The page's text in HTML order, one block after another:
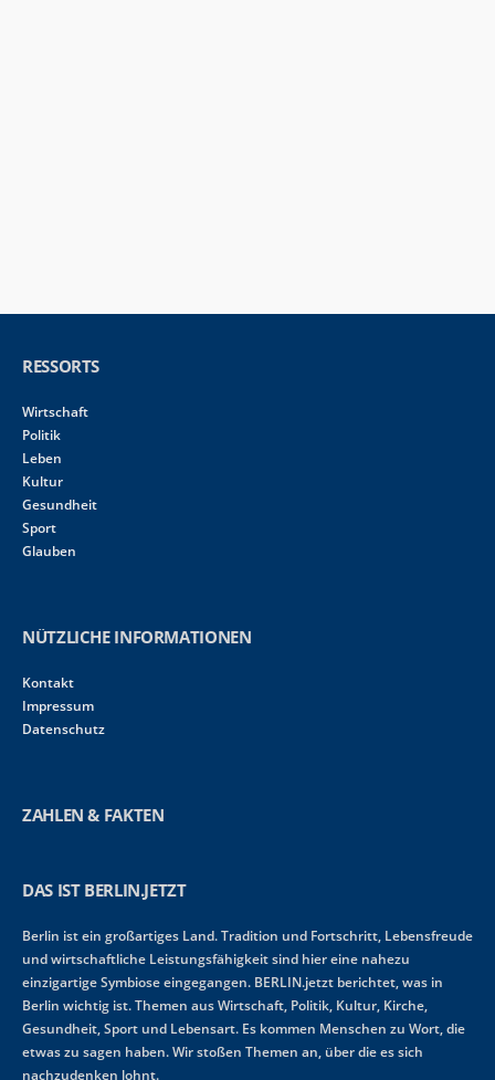
RESSORTS
Wirtschaft
Politik
Leben
Kultur
Gesundheit
Sport
Glauben
NÜTZLICHE INFORMATIONEN
Kontakt
Impressum
Datenschutz
ZAHLEN & FAKTEN
DAS IST BERLIN.JETZT
Berlin ist ein großartiges Land. Tradition und Fortschritt, Lebensfreude
und wirtschaftliche Leistungsfähigkeit sind hier eine nahezu
einzigartige Symbiose eingegangen. BERLIN.jetzt berichtet, was in
Berlin wichtig ist. Themen aus Wirtschaft, Politik, Kultur, Kirche,
Gesundheit, Sport und Lebensart. Es kommen Menschen zu Wort, die
etwas zu sagen haben. Wir stoßen Themen an, über die es sich
nachzudenken lohnt.